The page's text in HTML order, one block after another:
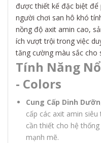
được thiết kế đặc biệt để
người chơi san hô khó
nồng độ axit amin cao,
ích vượt trội trong việc
tăng cường màu sắc cho
Tính Năng
- Colors
Cung Cấp Dinh
cấp các axit amin
cần thiết cho hệ
mạnh mẽ.